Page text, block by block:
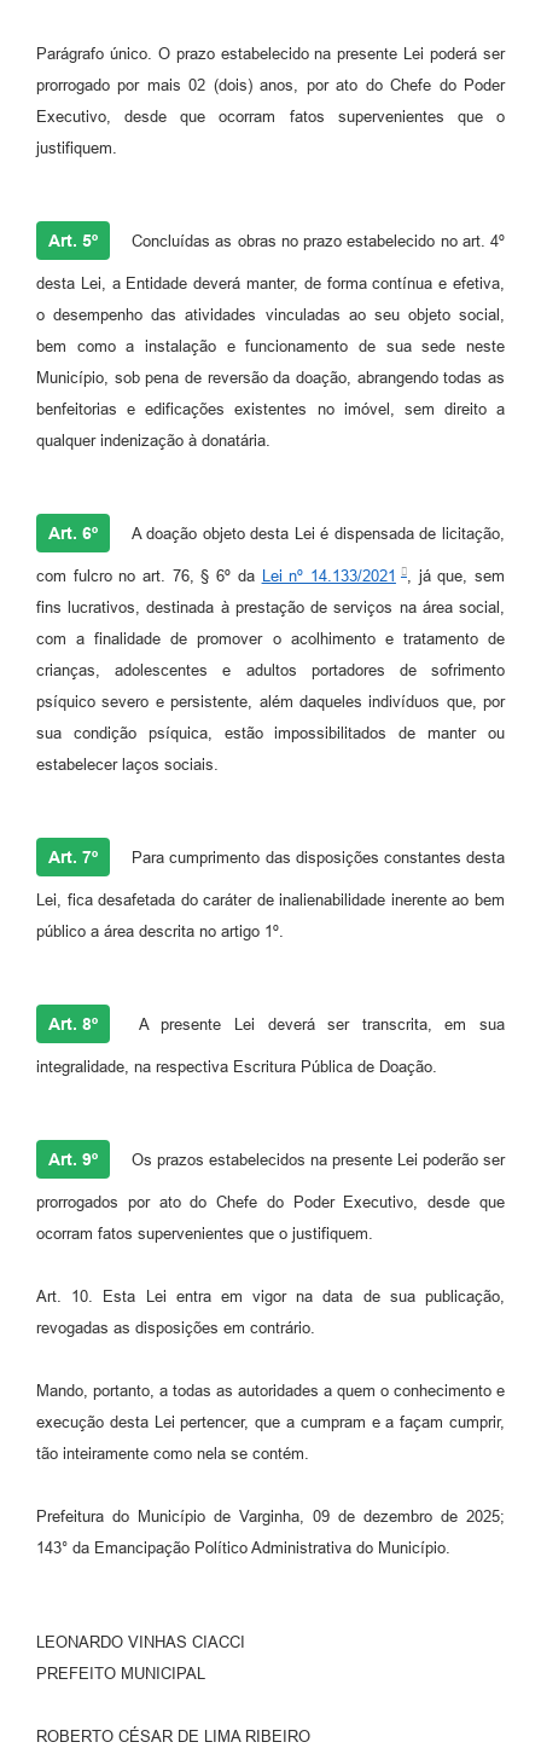
Parágrafo único. O prazo estabelecido na presente Lei poderá ser
prorrogado por mais 02 (dois) anos, por ato do Chefe do Poder
Executivo, desde que ocorram fatos supervenientes que o
justifiquem.
Art. 5º Concluídas as obras no prazo estabelecido no art. 4º
desta Lei, a Entidade deverá manter, de forma contínua e efetiva,
o desempenho das atividades vinculadas ao seu objeto social,
bem como a instalação e funcionamento de sua sede neste
Município, sob pena de reversão da doação, abrangendo todas as
benfeitorias e edificações existentes no imóvel, sem direito a
qualquer indenização à donatária.
Art. 6º A doação objeto desta Lei é dispensada de licitação,
com fulcro no art. 76, § 6º da Lei nº 14.133/2021
, já que, sem
fins lucrativos, destinada à prestação de serviços na área social,
com a finalidade de promover o acolhimento e tratamento de
crianças, adolescentes e adultos portadores de sofrimento
psíquico severo e persistente, além daqueles indivíduos que, por
sua condição psíquica, estão impossibilitados de manter ou
estabelecer laços sociais.
Art. 7º Para cumprimento das disposições constantes desta
Lei, fica desafetada do caráter de inalienabilidade inerente ao bem
público a área descrita no artigo 1º.
Art. 8º A presente Lei deverá ser transcrita, em sua
integralidade, na respectiva Escritura Pública de Doação.
Art. 9º Os prazos estabelecidos na presente Lei poderão ser
prorrogados por ato do Chefe do Poder Executivo, desde que
ocorram fatos supervenientes que o justifiquem.
Art. 10. Esta Lei entra em vigor na data de sua publicação,
revogadas as disposições em contrário.
Mando, portanto, a todas as autoridades a quem o conhecimento e
execução desta Lei pertencer, que a cumpram e a façam cumprir,
tão inteiramente como nela se contém.
Prefeitura do Município de Varginha, 09 de dezembro de 2025;
143° da Emancipação Político Administrativa do Município.
LEONARDO VINHAS CIACCI
PREFEITO MUNICIPAL
ROBERTO CÉSAR DE LIMA RIBEIRO